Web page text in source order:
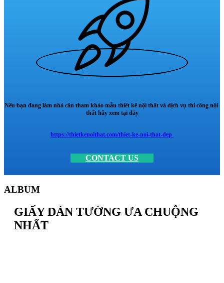
Nếu bạn đang làm nhà cần tham khảo mẫu thiết kế nội thất và dịch vụ thi công nội
thất hãy xem tại đây
https://thietkenoithat.com/thiet-ke-noi-that-dep
CONTACT US
ALBUM
GIẤY DÁN TƯỜNG ƯA CHUỘNG
NHẤT